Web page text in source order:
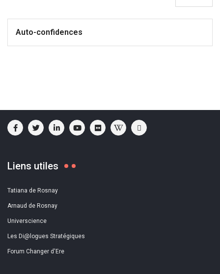
Auto-confidences
Liens utiles
Tatiana de Rosnay
Arnaud de Rosnay
Universcience
Les Di@logues Stratégiques
Forum Changer d'Ere